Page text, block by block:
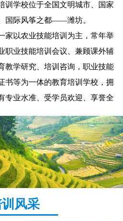
学校位于全国文明城市、国家
国际风筝之都——潍坊。
以农业技能培训为主，常年举
职业技能培训会议、兼顾课外辅
教学研究、培训咨询，职业技能
书等为一体的教育培训学校，拥
专业水准、受学员欢迎、享誉全
风采